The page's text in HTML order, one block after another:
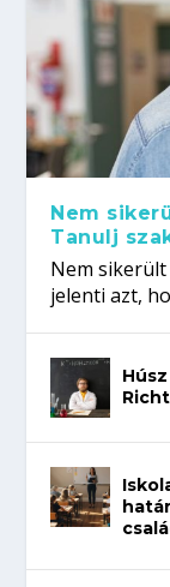
Nem
Tanulj
Nem sikerült
jelenti azt,